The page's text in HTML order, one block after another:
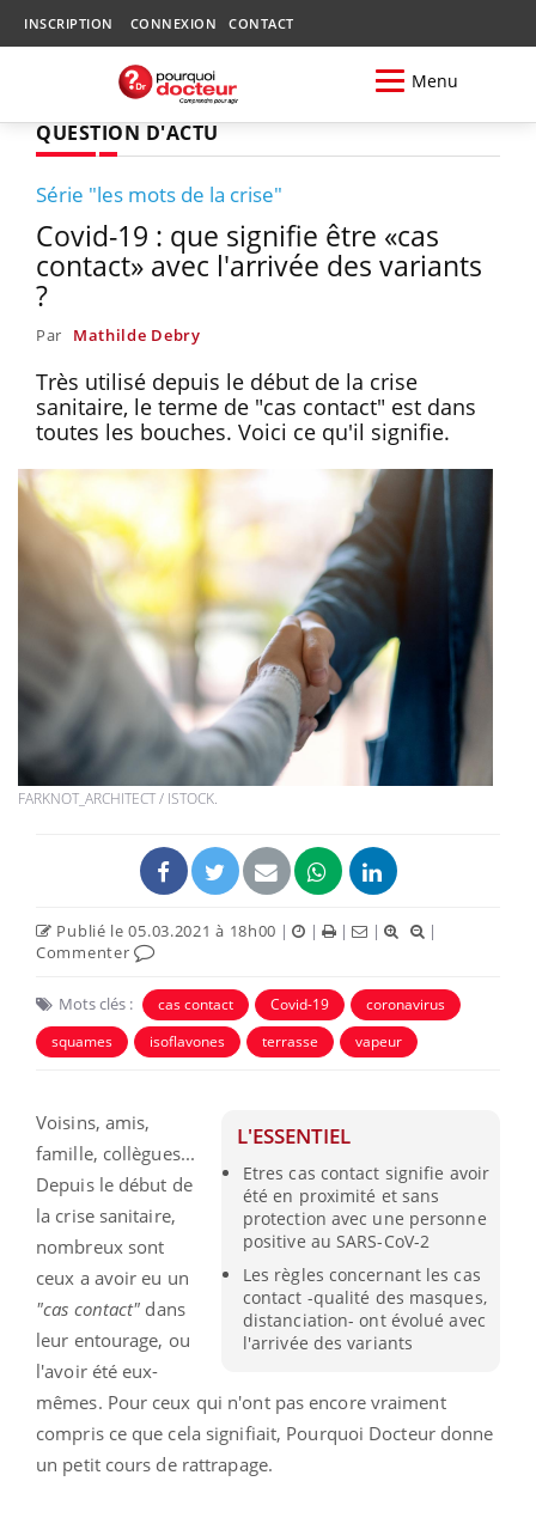
INSCRIPTION CONNEXION CONTACT
Menu
QUESTION D'ACTU
Série "les mots de la crise"
Covid-19 : que signifie être «cas
contact» avec l'arrivée des variants
?
Par Mathilde Debry
Très utilisé depuis le début de la crise
sanitaire, le terme de "cas contact" est dans
toutes les bouches. Voici ce qu'il signifie.
FARKNOT_ARCHITECT / ISTOCK.
Publié le 05.03.2021 à 18h00 | | | |
|
Commenter
Mots clés : cas contact Covid-19
coronavirus
squames
isoflavones terrasse vapeur
L'ESSENTIEL
Etres cas contact signifie avoir
été en proximité et sans
protection avec une personne
positive au SARS-CoV-2
Les règles concernant les cas
contact -qualité des masques,
distanciation- ont évolué avec
l'arrivée des variants
Voisins, amis,
famille, collègues...
Depuis le début de
la crise sanitaire,
nombreux sont
ceux a avoir eu un
"cas contact" dans
leur entourage, ou
l'avoir été eux-
mêmes. Pour ceux qui n'ont pas encore vraiment
compris ce que cela signifiait, Pourquoi Docteur donne
un petit cours de rattrapage.